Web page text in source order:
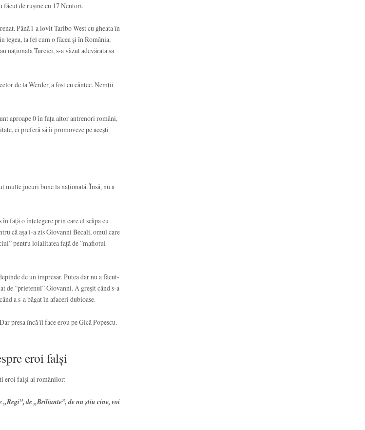
făcut de rușine cu 17 Nentori.
Până l-a lovit Taribo West cu gheata în
legea, la fel cum o făcea și în România,
naționala Turciei, s-a văzut adevărata sa
de la Werder, a fost cu cântec. Nemții
aproape 0 în fața altor antrenori români,
ci preferă să îi promoveze pe acești
multe jocuri bune la națională. Însă, nu a
față o înțelegere prin care el scăpa cu
că așa i-a zis Giovanni Becali, omul care
pentru loialitatea față de ”mafiotul
de un impresar. Putea dar nu a făcut-
de ”prietenul” Giovanni. A greșit când s-a
a s-a băgat în afaceri dubioase.
presa încă îl face erou pe Gică Popescu.
eroi falși
eroi falși ai românilor:
„Regi”, de „Briliante”, de nu știu cine, voi